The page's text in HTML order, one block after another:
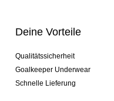
Deine Vorteile
Qualitätssicherheit
Goalkeeper Underwear
Schnelle Lieferung